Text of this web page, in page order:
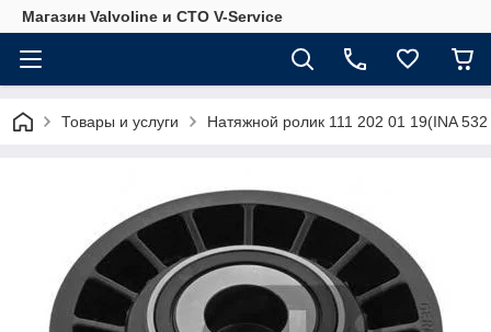
Магазин Valvoline и СТО V-Service
Товары и услуги Натяжной ролик 111 202 01 19(INA